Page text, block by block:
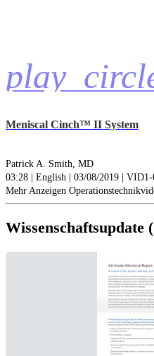
Meniscal Cinch™ II System
Patrick A. Smith, MD
03:28 | English | 03/08/2019 |
Mehr Anzeigen
Wissenschaftsupdate